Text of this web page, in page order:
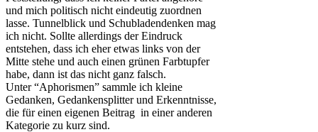
und mich politisch nicht eindeutig zuordnen
lasse. Tunnelblick und Schubladendenken mag
ich nicht. Sollte allerdings der Eindruck
entstehen, dass ich eher etwas links von der
Mitte stehe und auch einen grünen Farbtupfer
habe, dann ist das nicht ganz falsch.
Unter “Aphorismen” sammle ich kleine
Gedanken, Gedankensplitter und Erkenntnisse,
die für einen eigenen Beitrag in einer anderen
Kategorie zu kurz sind.